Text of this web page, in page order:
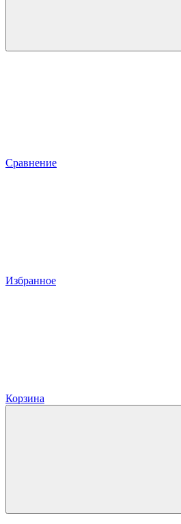
Сравнение
Избранное
Корзина